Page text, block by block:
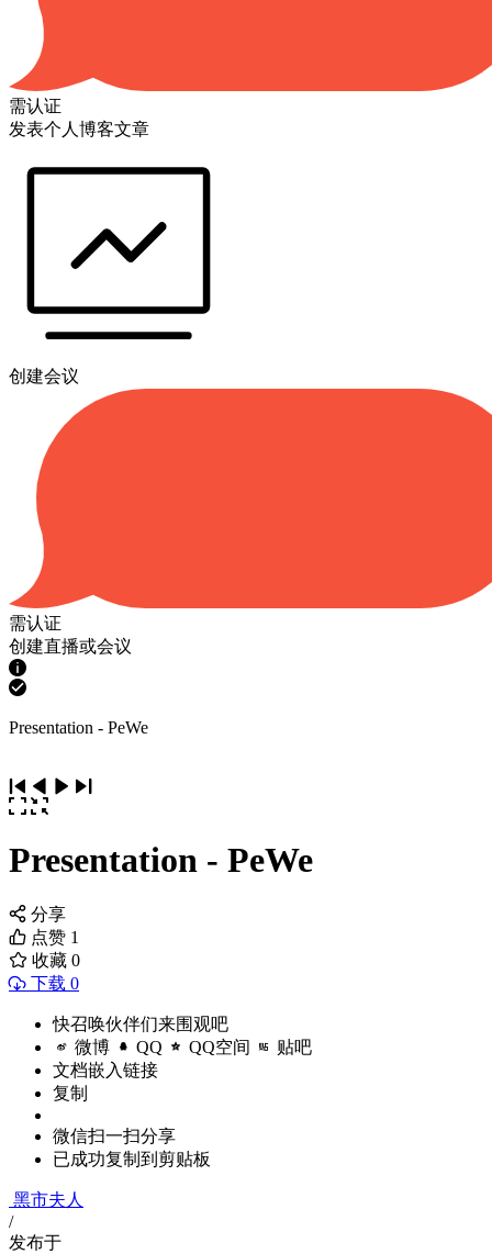
需认证
发表个人博客文章
创建会议
需认证
创建直播或会议
Presentation - PeWe
Presentation - PeWe
分享
点赞 1
收藏 0
下载 0
快召唤伙伴们来围观吧
微博 QQ QQ空间 贴吧
文档嵌入链接
复制
微信扫一扫分享
已成功复制到剪贴板
黑市夫人
/
发布于